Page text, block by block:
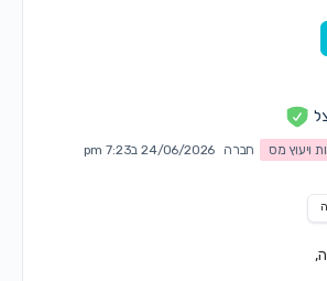
ויעוץ מס חברה 24/06/2026 ב7:23 pm